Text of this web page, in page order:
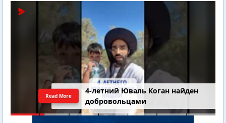
4-летний Юваль Коган найден
добровольцами
Read More